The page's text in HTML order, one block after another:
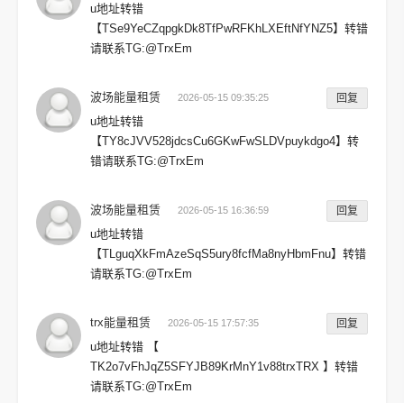
u地址转错
【TSe9YeCZqpgkDk8TfPwRFKhLXEftNfYNZ5】转错
请联系TG:@TrxEm
波场能量租赁 2026-05-15 09:35:25 回复
u地址转错
【TY8cJVV528jdcsCu6GKwFwSLDVpuykdgo4】转
错请联系TG:@TrxEm
波场能量租赁 2026-05-15 16:36:59 回复
u地址转错
【TLguqXkFmAzeSqS5ury8fcfMa8nyHbmFnu】转错
请联系TG:@TrxEm
trx能量租赁 2026-05-15 17:57:35 回复
u地址转错 【
TK2o7vFhJqZ5SFYJB89KrMnY1v88trxTRX 】转错
请联系TG:@TrxEm